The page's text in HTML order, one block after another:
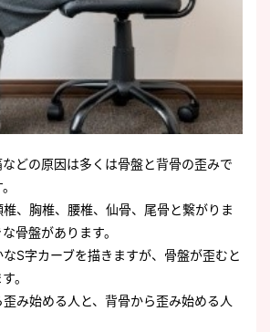
どの原因は多くは骨盤と背骨の歪みで
、胸椎、腰椎、仙骨、尾骨と繋がりま
骨盤があります。
S字カーブを描きますが、骨盤が歪むと
。
み始める人と、背骨から歪み始める人